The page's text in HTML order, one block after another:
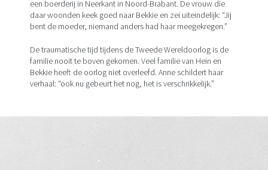
een boerderij in Neerkant in Noord-Brabant. De vrouw die
daar woonden keek goed naar Bekkie en zei uiteindelijk: “Jij
bent de moeder, niemand anders had haar meegekregen.”
De traumatische tijd tijdens de Tweede Wereldoorlog is de
familie nooit te boven gekomen. Veel familie van Hein en
Bekkie heeft de oorlog niet overleefd. Anne schildert haar
verhaal: “ook nu gebeurt het nog, het is verschrikkelijk.”